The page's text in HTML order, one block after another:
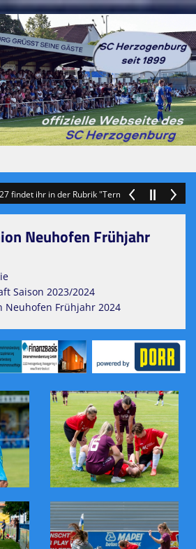
Spende
in der Rubrik "Termine" auf der HP**** +++
Neuhofen Frühjahr
Saison 2023/2024
Neuhofen Frühjahr 2024